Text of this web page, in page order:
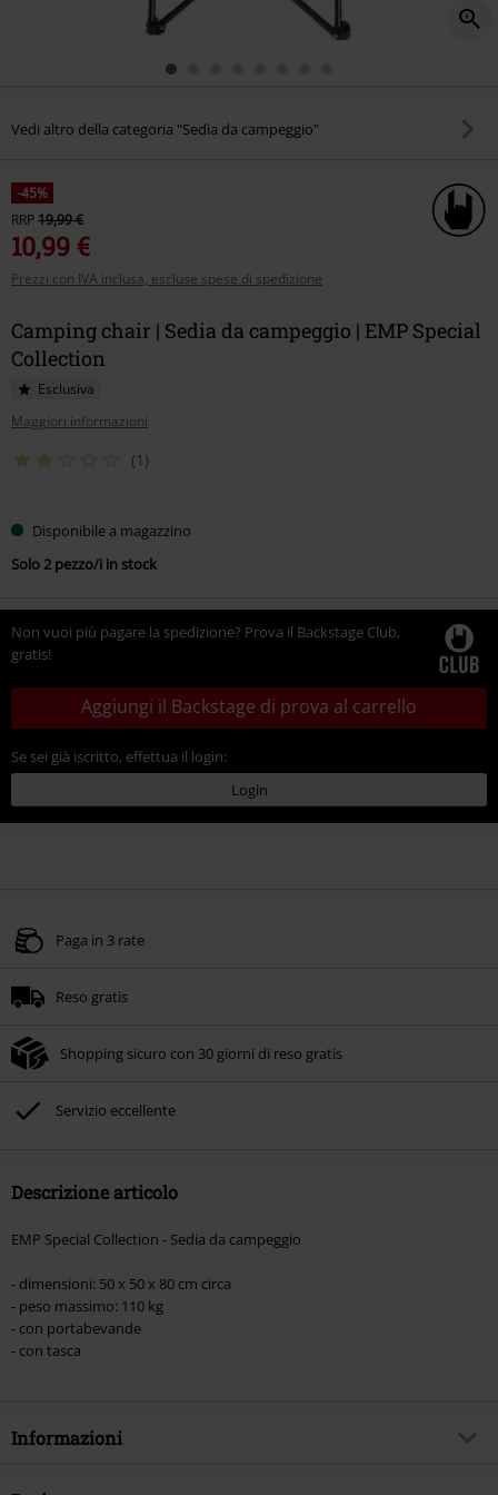
Vedi altro della categoria "Sedia da campeggio"
-45%
RRP19,99 €
10,99 €
Prezzi con IVA inclusa, escluse spese di spedizione
Camping chair | Sedia da campeggio | EMP Special
Collection
Esclusiva
Maggiori informazioni
(1)
Disponibile a magazzino
Solo 2 pezzo/i in stock
Non vuoi più pagare la spedizione? Prova il Backstage Club,
gratis!
Aggiungi il Backstage di prova al carrello
Se sei già iscritto, effettua il login:
Login
Paga in 3 rate
Reso gratis
Shopping sicuro con 30 giorni di reso gratis
Servizio eccellente
Descrizione articolo
EMP Special Collection - Sedia da campeggio
- dimensioni: 50 x 50 x 80 cm circa
- peso massimo: 110 kg
- con portabevande
- con tasca
Informazioni